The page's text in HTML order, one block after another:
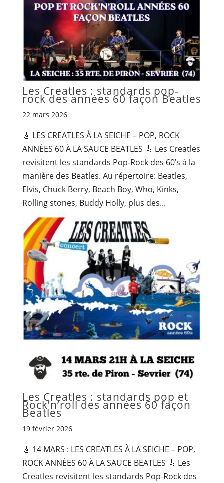
Les Creatles : standards pop-
rock des années 60 façon Beatles
22 mars 2026
🎸 LES CREATLES À LA SEICHE – POP, ROCK
ANNÉES 60 À LA SAUCE BEATLES 🎸 Les Creatles
revisitent les standards Pop-Rock des 60’s à la
manière des Beatles. Au répertoire: Beatles,
Elvis, Chuck Berry, Beach Boy, Who, Kinks,
Rolling stones, Buddy Holly, plus des...
Les Creatles : standards pop et
Rock’n’roll des années 60 façon
Beatles
19 février 2026
🎸 14 MARS : LES CREATLES À LA SEICHE – POP,
ROCK ANNÉES 60 À LA SAUCE BEATLES 🎸 Les
Creatles revisitent les standards Pop-Rock des